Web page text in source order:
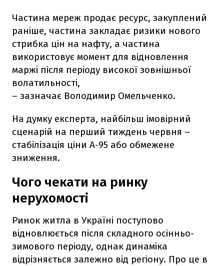
Частина мереж продає ресурс, закуплений
раніше, частина закладає ризики нового
стрибка цін на нафту, а частина
використовує момент для відновлення
маржі після періоду високої зовнішньої
волатильності,
– зазначає Володимир Омельченко.
На думку експерта, найбільш імовірний
сценарій на перший тиждень червня –
стабілізація ціни А-95 або обмежене
зниження.
Чого чекати на ринку
нерухомості
Ринок житла в Україні поступово
відновлюється після складного осінньо-
зимового періоду, однак динаміка
відрізняється залежно від регіону. Про це в